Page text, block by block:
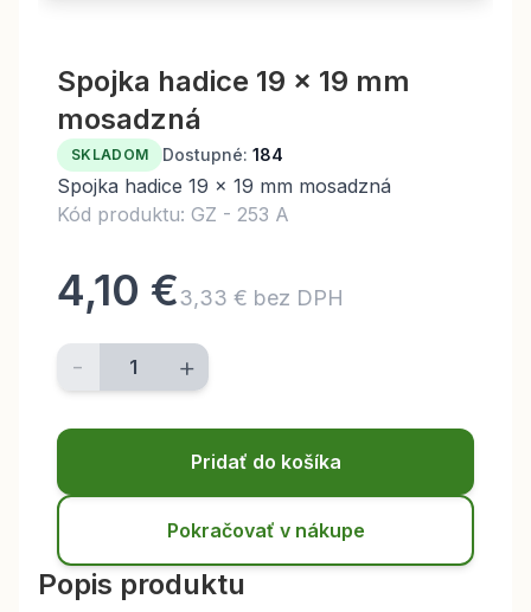
Spojka hadice 19 x 19 mm
mosadzná
SKLADOM Dostupné: 184
Spojka hadice 19 x 19 mm mosadzná
Kód produktu: GZ - 253 A
4,10 €3,33 € bez DPH
- +
Pridať do košíka
Pokračovať v nákupe
Popis produktu